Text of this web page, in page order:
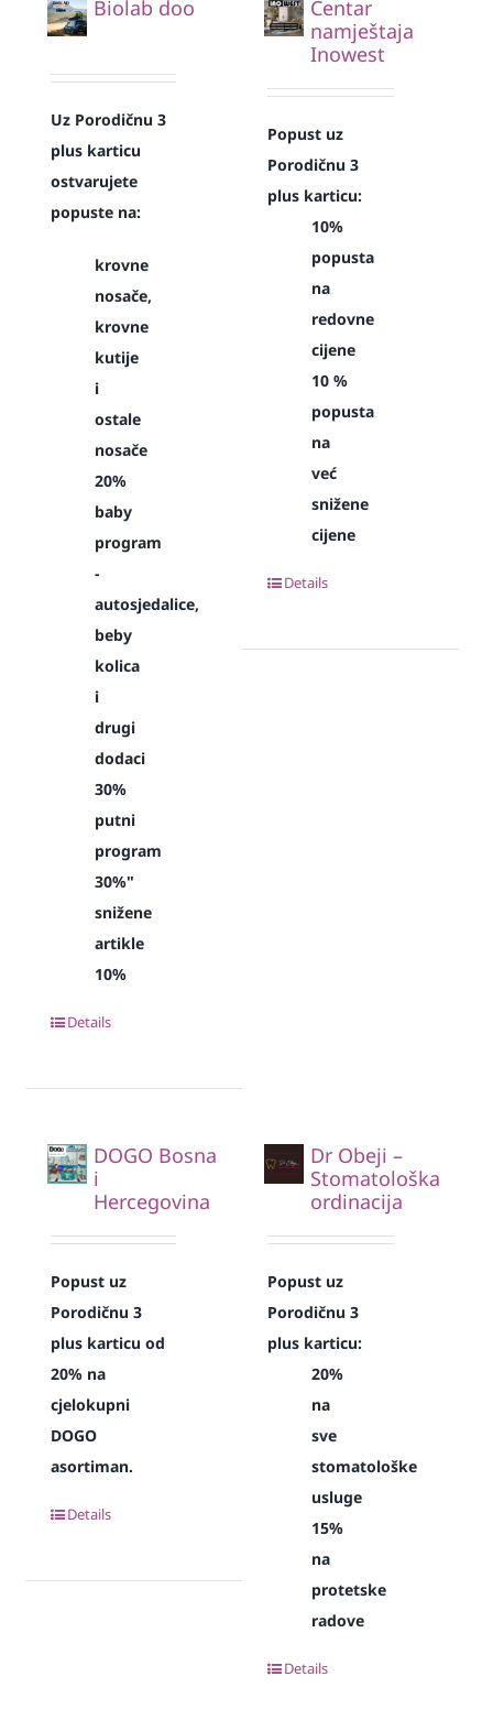
Biolab doo
Uz Porodičnu 3
plus karticu
ostvarujete
popuste na:
krovne
nosače,
krovne
kutije
i
ostale
nosače
20%
baby
program
-
autosjedalice,
beby
kolica
i
drugi
dodaci
30%
putni
program
30%"
snižene
artikle
10%
Details
Centar
namještaja
Inowest
Popust uz
Porodičnu 3
plus karticu:
10%
popusta
na
redovne
cijene
10 %
popusta
na
već
snižene
cijene
Details
DOGO Bosna
i
Hercegovina
Popust uz
Porodičnu 3
plus karticu od
20% na
cjelokupni
DOGO
asortiman.
Details
Dr Obeji –
Stomatološka
ordinacija
Popust uz
Porodičnu 3
plus karticu:
20%
na
sve
stomatološke
usluge
15%
na
protetske
radove
Details